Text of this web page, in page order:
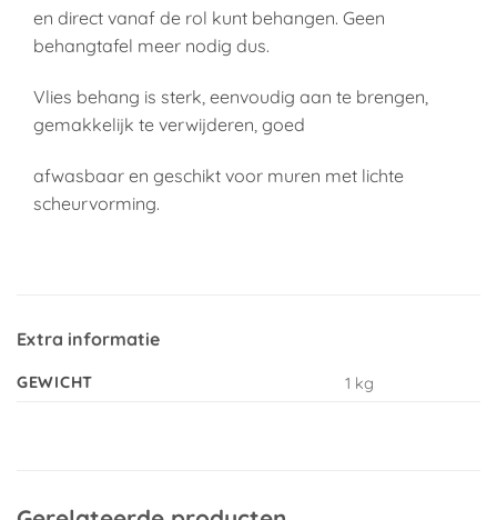
en direct vanaf de rol kunt behangen. Geen
behangtafel meer nodig dus.
Vlies behang is sterk, eenvoudig aan te brengen,
gemakkelijk te verwijderen, goed
afwasbaar en geschikt voor muren met lichte
scheurvorming.
Extra informatie
GEWICHT 1 kg